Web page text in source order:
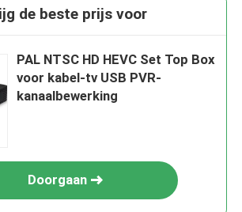
de beste prijs voor
PAL NTSC HD HEVC Set Top Box
voor kabel-tv USB PVR-
kanaalbewerking
Doorgaan